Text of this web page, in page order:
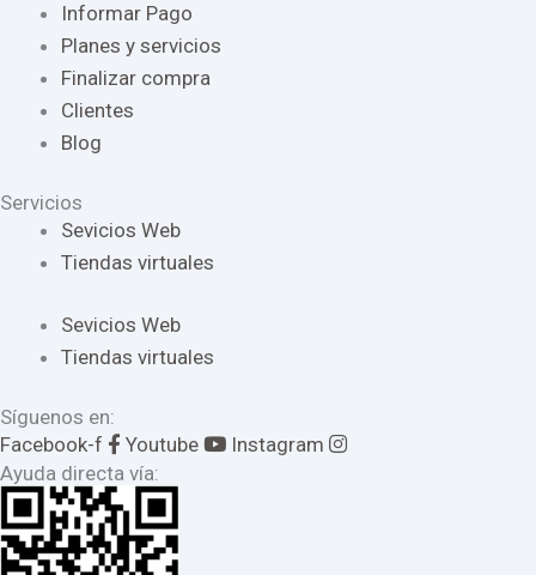
Informar Pago
Planes y servicios
Finalizar compra
Clientes
Blog
Servicios
Sevicios Web
Tiendas virtuales
Sevicios Web
Tiendas virtuales
Síguenos en:
Facebook-f
Youtube
Instagram
Ayuda directa vía: